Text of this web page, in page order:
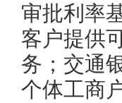
审批利率
客户提供
务；交通
个体工商